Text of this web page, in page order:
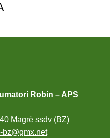
Robin – APS
Magrè ssdv (BZ)
bz@gmx.net